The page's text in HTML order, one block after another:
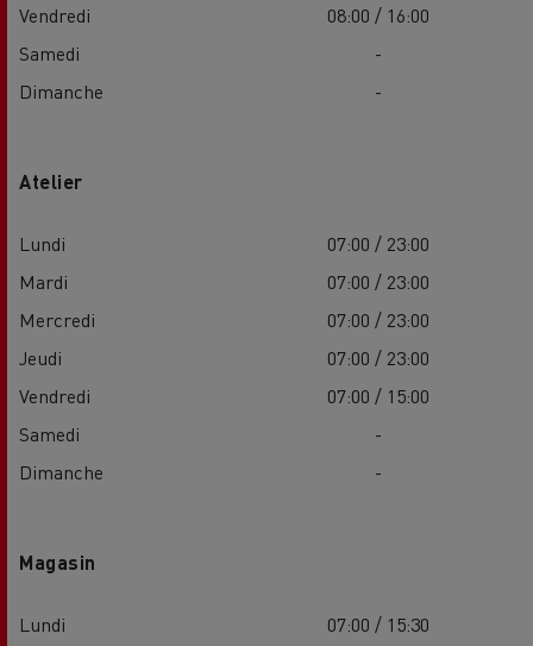
Vendredi
08:00 / 16:00
Samedi
-
Dimanche
-
Atelier
Lundi
07:00 / 23:00
Mardi
07:00 / 23:00
Mercredi
07:00 / 23:00
Jeudi
07:00 / 23:00
Vendredi
07:00 / 15:00
Samedi
-
Dimanche
-
Magasin
Lundi
07:00 / 15:30